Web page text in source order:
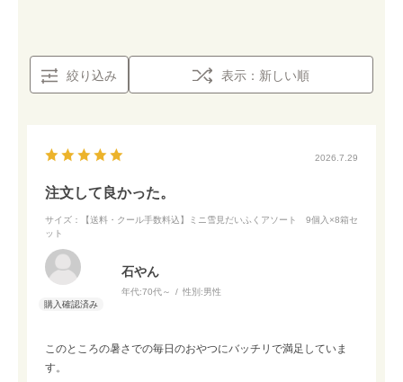
絞り込み 表示：新しい順
2026.7.29
注文して良かった。
サイズ：【送料・クール手数料込】ミニ雪見だいふくアソート 9個入×8箱セ
ット
石やん
年代:70代～ 性別:男性
このところの暑さでの毎日のおやつにバッチリで満足していま
す。